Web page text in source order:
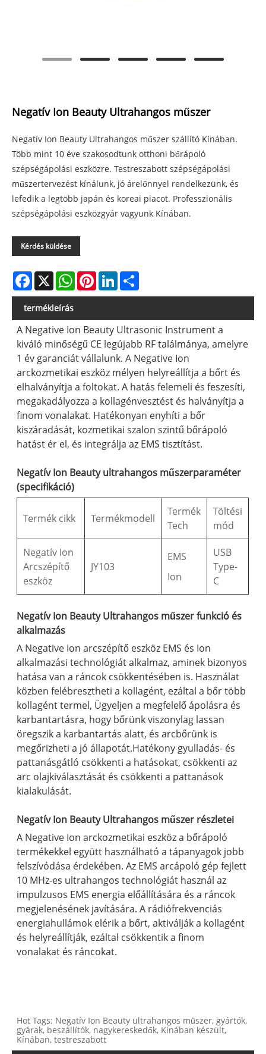
Negatív Ion Beauty Ultrahangos műszer
Negatív Ion Beauty Ultrahangos műszer szállító Kínában.
Több mint 10 éve szakosodtunk otthoni bőrápoló
szépségápolási eszközre. Testreszabott szépségápolási
műszertervezést kínálunk, jó árelőnnyel rendelkezünk, és
lefedik a legtöbb japán és koreai piacot. Professzionális
szépségápolási eszközgyár vagyunk Kínában.
Kérdés küldése
Facebook
X WhatsAppPinterestLinkedIn
termékleírás
A Negative Ion Beauty Ultrasonic Instrument a
kiváló minőségű CE legújabb RF találmánya, amelyre
1 év garanciát vállalunk. A Negative Ion
arckozmetikai eszköz mélyen helyreállítja a bőrt és
elhalványítja a foltokat. A hatás felemeli és feszesíti,
megakadályozza a kollagénvesztést és halványítja a
finom vonalakat. Hatékonyan enyhíti a bőr
kiszáradását, kozmetikai szalon szintű bőrápoló
hatást ér el, és integrálja az EMS tisztítást.
Negatív Ion Beauty ultrahangos műszerparaméter
(specifikáció)
Termék cikk Termékmodell
Termék
Tech
Töltési
mód
Negatív Ion
Arcszépítő
eszköz
JY103
EMS
Ion
USB
Type-
C
Negatív Ion Beauty Ultrahangos műszer funkció és
alkalmazás
A Negative Ion arcszépítő eszköz EMS és Ion
alkalmazási technológiát alkalmaz, aminek bizonyos
hatása van a ráncok csökkentésében is. Használat
közben felébresztheti a kollagént, ezáltal a bőr több
kollagént termel, Ügyeljen a megfelelő ápolásra és
karbantartásra, hogy bőrünk viszonylag lassan
öregszik a karbantartás alatt, és arcbőrünk is
megőrizheti a jó állapotát.Hatékony gyulladás- és
pattanásgátló csökkenti a hatásokat, csökkenti az
arc olajkiválasztását és csökkenti a pattanások
kialakulását.
Negatív Ion Beauty Ultrahangos műszer részletei
A Negative Ion arckozmetikai eszköz a bőrápoló
termékekkel együtt használható a tápanyagok jobb
felszívódása érdekében. Az EMS arcápoló gép fejlett
10 MHz-es ultrahangos technológiát használ az
impulzusos EMS energia előállítására és a ráncok
megjelenésének javítására. A rádiófrekvenciás
energiahullámok elérik a bőrt, aktiválják a kollagént
és helyreállítják, ezáltal csökkentik a finom
vonalakat és ráncokat.
Hot Tags: Negatív Ion Beauty ultrahangos műszer, gyártók,
gyárak, beszállítók, nagykereskedők, Kínában készült,
Kínában, testreszabott